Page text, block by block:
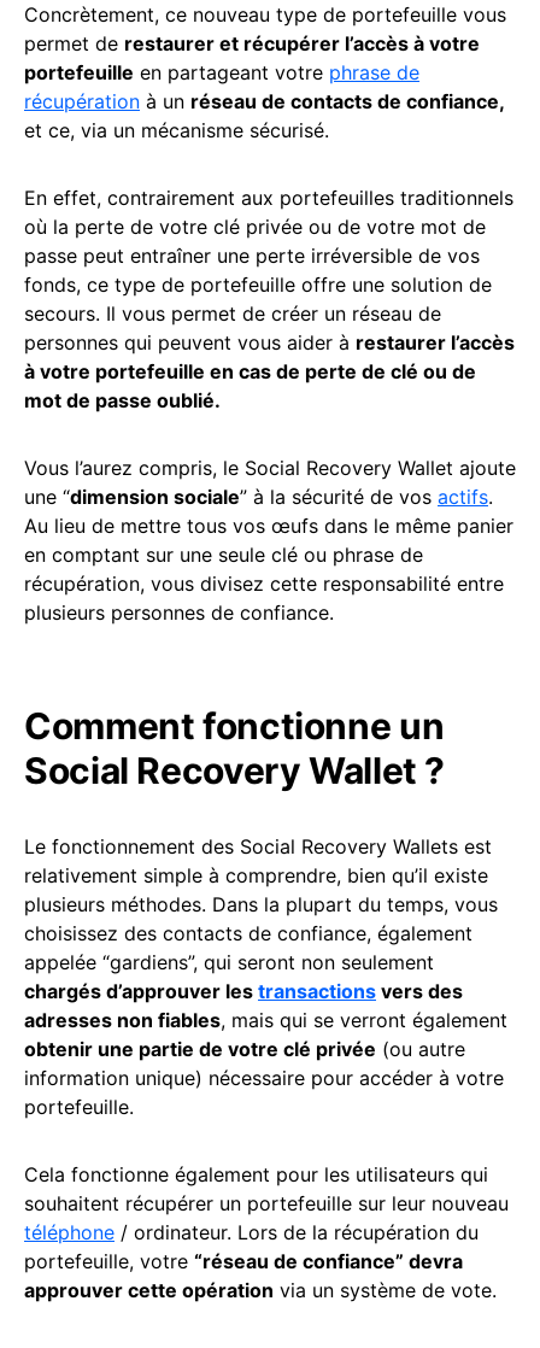
Concrètement, ce nouveau type de portefeuille vous
permet de restaurer et récupérer l’accès à votre
portefeuille en partageant votre phrase de
récupération à un réseau de contacts de confiance,
et ce, via un mécanisme sécurisé.
En effet, contrairement aux portefeuilles traditionnels
où la perte de votre clé privée ou de votre mot de
passe peut entraîner une perte irréversible de vos
fonds, ce type de portefeuille offre une solution de
secours. Il vous permet de créer un réseau de
personnes qui peuvent vous aider à restaurer l’accès
à votre portefeuille en cas de perte de clé ou de
mot de passe oublié.
Vous l’aurez compris, le Social Recovery Wallet ajoute
une “dimension sociale” à la sécurité de vos actifs.
Au lieu de mettre tous vos œufs dans le même panier
en comptant sur une seule clé ou phrase de
récupération, vous divisez cette responsabilité entre
plusieurs personnes de confiance.
Comment fonctionne un
Social Recovery Wallet ?
Le fonctionnement des Social Recovery Wallets est
relativement simple à comprendre, bien qu’il existe
plusieurs méthodes. Dans la plupart du temps, vous
choisissez des contacts de confiance, également
appelée “gardiens”, qui seront non seulement
chargés d’approuver les transactions vers des
adresses non fiables, mais qui se verront également
obtenir une partie de votre clé privée (ou autre
information unique) nécessaire pour accéder à votre
portefeuille.
Cela fonctionne également pour les utilisateurs qui
souhaitent récupérer un portefeuille sur leur nouveau
téléphone / ordinateur. Lors de la récupération du
portefeuille, votre “réseau de confiance” devra
approuver cette opération via un système de vote.